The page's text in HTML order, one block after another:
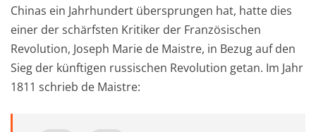
Chinas ein Jahrhundert übersprungen hat, hatte dies
einer der schärfsten Kritiker der Französischen
Revolution, Joseph Marie de Maistre, in Bezug auf den
Sieg der künftigen russischen Revolution getan. Im Jahr
1811 schrieb de Maistre: